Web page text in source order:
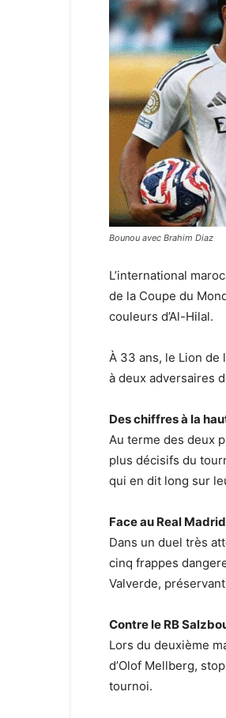
Bounou avec Brahim Diaz
L’international
de la Coupe du
couleurs d’Al-Hilal.
À 33 ans, le Lion de
à deux adversaires
Des chiffres à la
Au terme des deux
plus décisifs du
qui en dit long sur
Face au Real
Dans un duel très
cinq frappes
Valverde,
Contre le RB
Lors du deuxième
d’Olof Mellberg,
tournoi.